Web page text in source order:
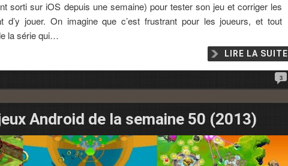
sorti sur iOS depuis une semaine) pour tester son jeu et corriger les
d’y jouer. On imagine que c’est frustrant pour les joueurs, et tout
la série qui…
LIRE LA SUITE
3
Android de la semaine 50 (2013)